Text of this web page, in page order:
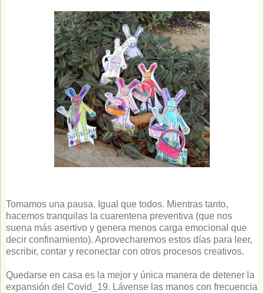
Tomamos una pausa. Igual que todos. Mientras tanto,
hacemos tranquilas la cuarentena preventiva (que nos
suena más asertivo y genera menos carga emocional que
decir confinamiento). Aprovecharemos estos días para leer,
escribir, contar y reconectar con otros procesos creativos.
Quedarse en casa es la mejor y única manera de detener la
expansión del Covid_19. Lávense las manos con frecuencia